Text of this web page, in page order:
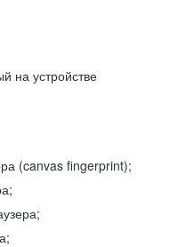
на устройстве
(canvas fingerprint);